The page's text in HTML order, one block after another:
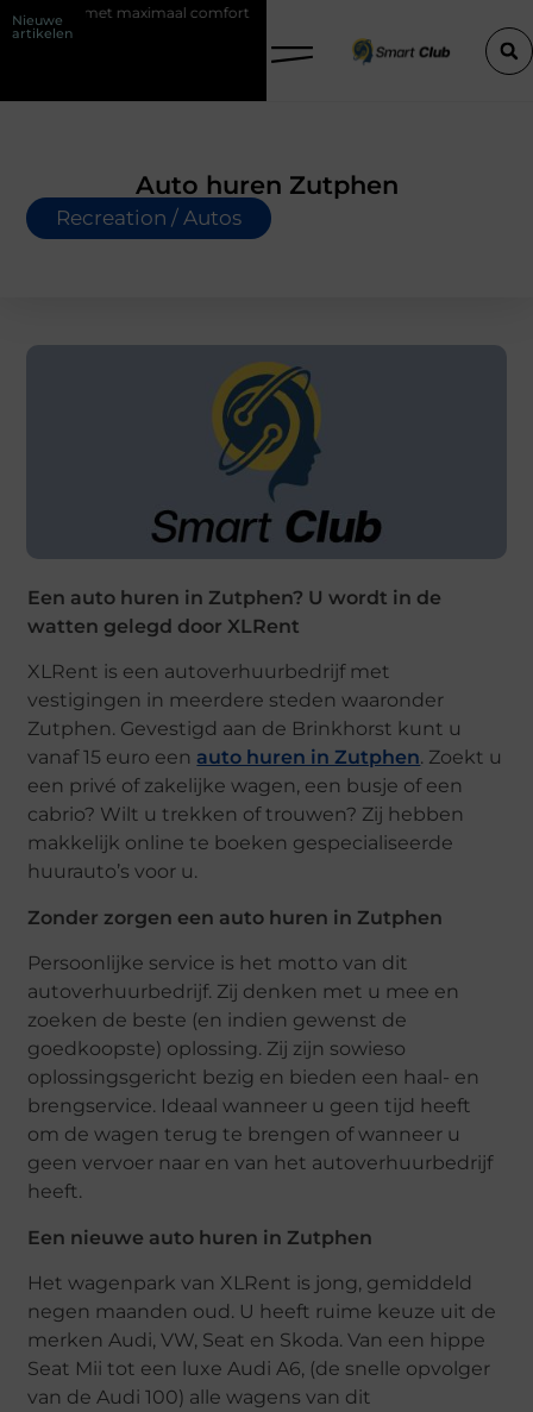
Nieuwe
artikelen
met maximaal comfort Fysio Bleiswijk: professionele
Auto huren Zutphen
Recreation / Autos
Een auto huren in Zutphen? U wordt in de
watten gelegd door XLRent
XLRent is een autoverhuurbedrijf met
vestigingen in meerdere steden waaronder
Zutphen. Gevestigd aan de Brinkhorst kunt u
vanaf 15 euro een auto huren in Zutphen. Zoekt u
een privé of zakelijke wagen, een busje of een
cabrio? Wilt u trekken of trouwen? Zij hebben
makkelijk online te boeken gespecialiseerde
huurauto’s voor u.
Zonder zorgen een auto huren in Zutphen
Persoonlijke service is het motto van dit
autoverhuurbedrijf. Zij denken met u mee en
zoeken de beste (en indien gewenst de
goedkoopste) oplossing. Zij zijn sowieso
oplossingsgericht bezig en bieden een haal- en
brengservice. Ideaal wanneer u geen tijd heeft
om de wagen terug te brengen of wanneer u
geen vervoer naar en van het autoverhuurbedrijf
heeft.
Een nieuwe auto huren in Zutphen
Het wagenpark van XLRent is jong, gemiddeld
negen maanden oud. U heeft ruime keuze uit de
merken Audi, VW, Seat en Skoda. Van een hippe
Seat Mii tot een luxe Audi A6, (de snelle opvolger
van de Audi 100) alle wagens van dit